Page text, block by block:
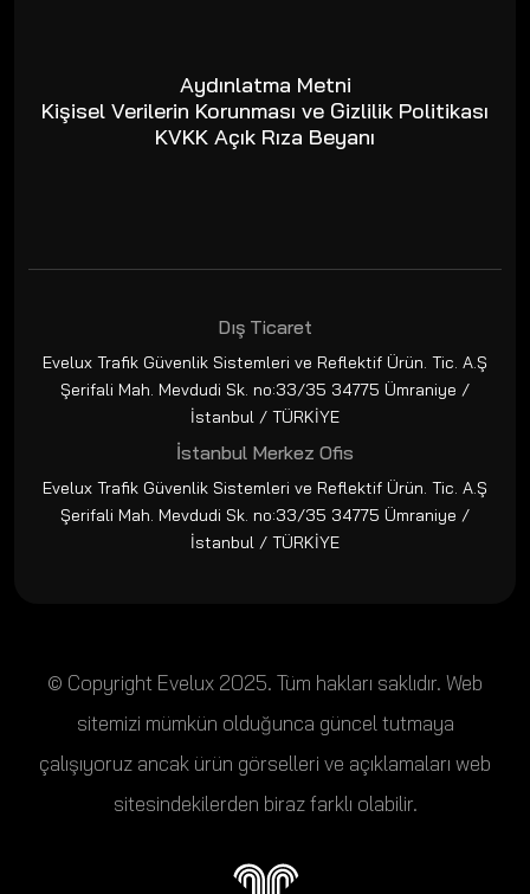
Aydınlatma Metni
Kişisel Verilerin Korunması ve Gizlilik Politikası
KVKK Açık Rıza Beyanı
Dış Ticaret
Evelux Trafik Güvenlik Sistemleri ve Reflektif Ürün. Tic. A.Ş
Şerifali Mah. Mevdudi Sk. no:33/35 34775 Ümraniye /
İstanbul / TÜRKİYE
İstanbul Merkez Ofis
Evelux Trafik Güvenlik Sistemleri ve Reflektif Ürün. Tic. A.Ş
Şerifali Mah. Mevdudi Sk. no:33/35 34775 Ümraniye /
İstanbul / TÜRKİYE
© Copyright Evelux 2025. Tüm hakları saklıdır. Web
sitemizi mümkün olduğunca güncel tutmaya
çalışıyoruz ancak ürün görselleri ve açıklamaları web
sitesindekilerden biraz farklı olabilir.